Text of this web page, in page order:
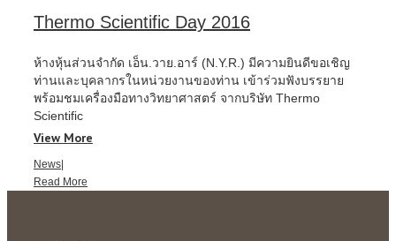
Thermo Scientific Day 2016
ห้างหุ้นส่วนจำกัด เอ็น.วาย.อาร์ (N.Y.R.) มีความยินดีขอเชิญ
ท่านและบุคลากรในหน่วยงานของท่าน เข้าร่วมฟังบรรยาย
พร้อมชมเครื่องมือทางวิทยาศาสตร์ จากบริษัท Thermo
Scientific
View More
News|
Read More